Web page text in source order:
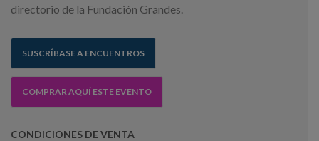
directorio de la Fundación Grandes.
SUSCRÍBASE A ENCUENTROS
COMPRAR AQUÍ ESTE EVENTO
CONDICIONES DE VENTA